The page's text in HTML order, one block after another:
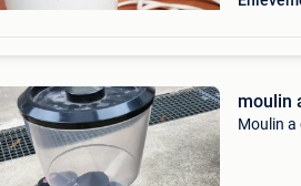
moulin
Moulin a